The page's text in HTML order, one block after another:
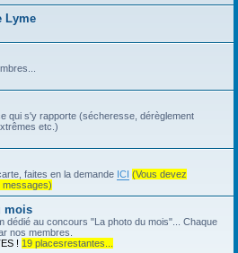
Lyme
qui s'y rapporte (sécheresse, dérèglement
etc.)
faites en la demande ICI (Vous devez
messages)
mois
dédié au concours "La photo du mois"... Chaque
nos membres.
! 19 placesrestantes...